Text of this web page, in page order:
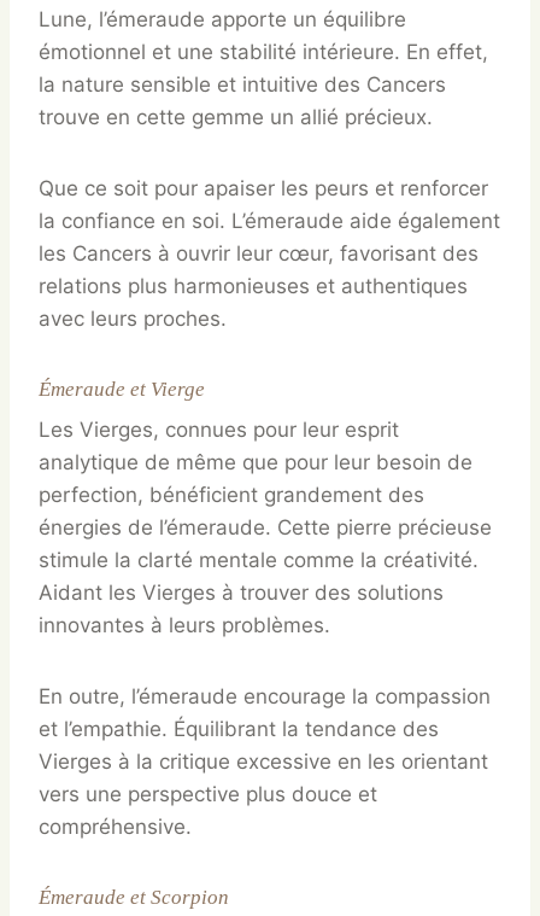
Lune, l’émeraude apporte un équilibre
émotionnel et une stabilité intérieure. En effet,
la nature sensible et intuitive des Cancers
trouve en cette gemme un allié précieux.
Que ce soit pour apaiser les peurs et renforcer
la confiance en soi. L’émeraude aide également
les Cancers à ouvrir leur cœur, favorisant des
relations plus harmonieuses et authentiques
avec leurs proches.
Émeraude et Vierge
Les Vierges, connues pour leur esprit
analytique de même que pour leur besoin de
perfection, bénéficient grandement des
énergies de l’émeraude. Cette pierre précieuse
stimule la clarté mentale comme la créativité.
Aidant les Vierges à trouver des solutions
innovantes à leurs problèmes.
En outre, l’émeraude encourage la compassion
et l’empathie. Équilibrant la tendance des
Vierges à la critique excessive en les orientant
vers une perspective plus douce et
compréhensive.
Émeraude et Scorpion